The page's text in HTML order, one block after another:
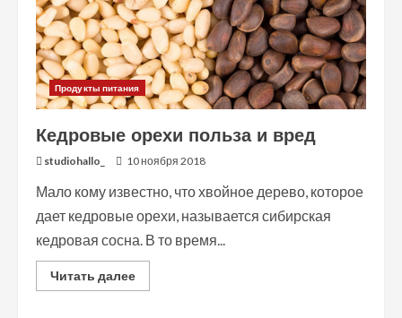
Продукты питания
Кедровые орехи польза и вред
studiohallo_ 10 ноября 2018
Мало кому известно, что хвойное дерево, которое
дает кедровые орехи, называется сибирская
кедровая сосна. В то время...
Читать далееRead
more